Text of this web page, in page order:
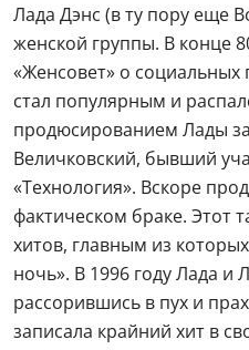
Лада Дэнс (в ту пору еще
женской группы. В конце
«Женсовет» о
стал популярным и
продюсированием Лады
Величковский, бывший
«Технология». Вскоре
фактическом браке. Этот
хитов, главным из
ночь». В 1996 году Лада и
рассорившись в пух и
записала крайний хит в